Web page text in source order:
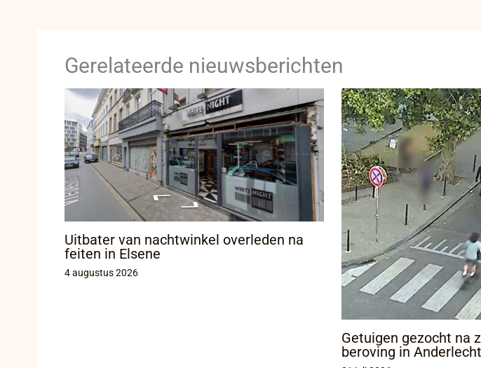
Gerelateerde nieuwsberichten
Uitbater van nachtwinkel overleden na
feiten in Elsene
4 augustus 2026
Getuigen gezocht na
beroving in Anderlecht